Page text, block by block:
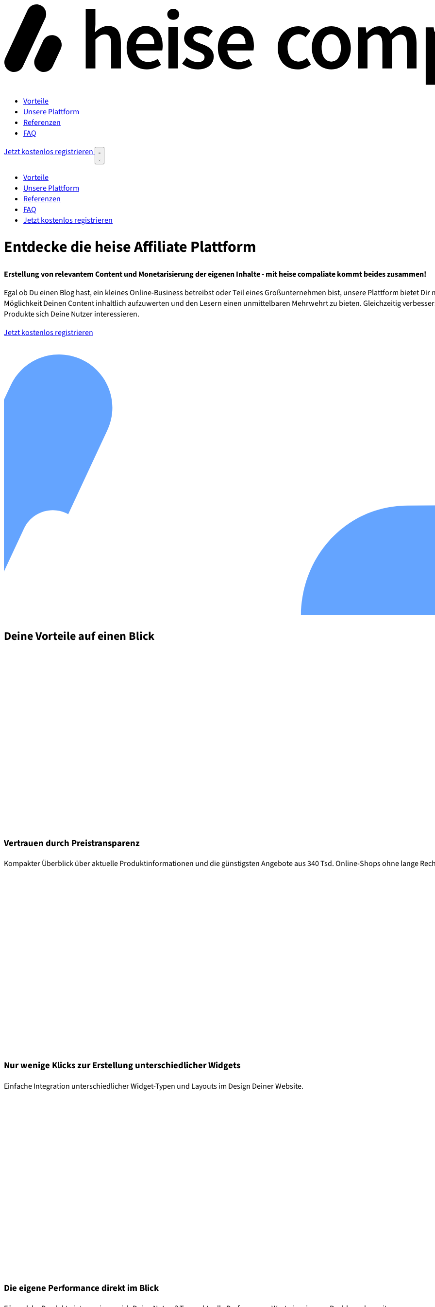
Vorteile
Unsere Plattform
Referenzen
FAQ
Jetzt kostenlos registrieren
Vorteile
Unsere Plattform
Referenzen
FAQ
Jetzt kostenlos registrieren
Entdecke die heise Affiliate Plattform
Erstellung von relevantem Content und Monetarisierung der eigenen Inhalte - mit heise compaliate kommt beides zusammen!
Egal ob Du einen Blog hast, ein kleines Online-Business betreibst oder Teil eines Großunternehmen bist, unsere Plattform bietet
Möglichkeit Deinen Content inhaltlich aufzuwerten und den Lesern einen unmittelbaren Mehrwehrt zu bieten. Gleichzeitig
Produkte sich Deine Nutzer interessieren.
Jetzt kostenlos registrieren
Deine Vorteile auf einen Blick
Vertrauen durch Preistransparenz
Kompakter Überblick über aktuelle Produktinformationen und die günstigsten Angebote aus 340 Tsd. Online-Shops ohne lange
Nur wenige Klicks zur Erstellung unterschiedlicher Widgets
Einfache Integration unterschiedlicher Widget-Typen und Layouts im Design Deiner Website.
Die eigene Performance direkt im Blick